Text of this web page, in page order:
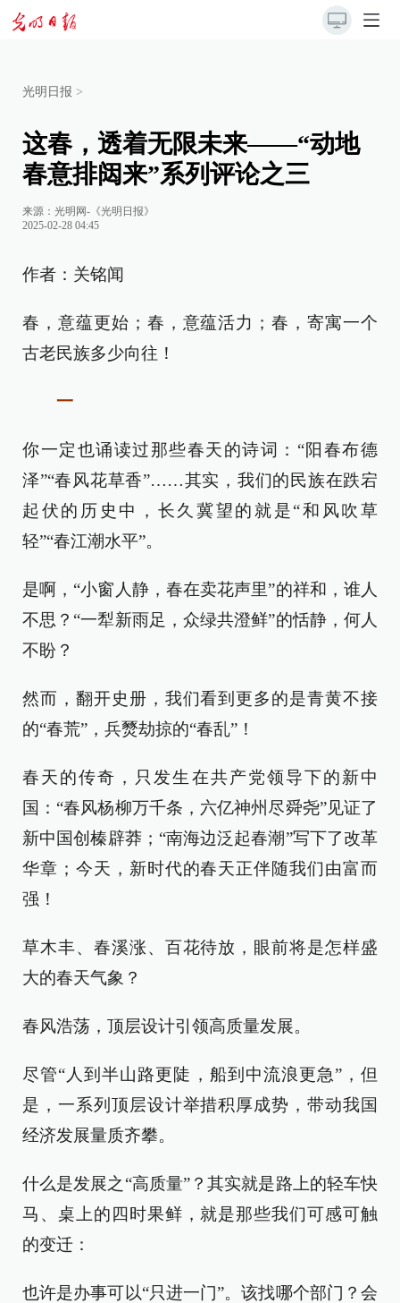
光明日报 >
这春，透着无限未来——“动地
春意排闼来”系列评论之三
来源： 光明网-《光明日报》
2025-02-28 04:45
作者：关铭闻
春，意蕴更始；春，意蕴活力；春，寄寓一个
古老民族多少向往！
一
你一定也诵读过那些春天的诗词：“阳春布德
泽”“春风花草香”……其实，我们的民族在跌宕
起伏的历史中，长久冀望的就是“和风吹草
轻”“春江潮水平”。
是啊，“小窗人静，春在卖花声里”的祥和，谁人
不思？“一犁新雨足，众绿共澄鲜”的恬静，何人
不盼？
然而，翻开史册，我们看到更多的是青黄不接
的“春荒”，兵燹劫掠的“春乱”！
春天的传奇，只发生在共产党领导下的新中
国：“春风杨柳万千条，六亿神州尽舜尧”见证了
新中国创榛辟莽；“南海边泛起春潮”写下了改革
华章；今天，新时代的春天正伴随我们由富而
强！
草木丰、春溪涨、百花待放，眼前将是怎样盛
大的春天气象？
春风浩荡，顶层设计引领高质量发展。
尽管“人到半山路更陡，船到中流浪更急”，但
是，一系列顶层设计举措积厚成势，带动我国
经济发展量质齐攀。
什么是发展之“高质量”？其实就是路上的轻车快
马、桌上的四时果鲜，就是那些我们可感可触
的变迁：
也许是办事可以“只进一门”。该找哪个部门？会